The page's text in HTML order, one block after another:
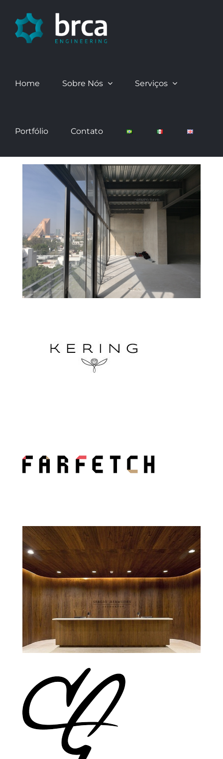
content
Home Sobre Nós Serviços
Portfólio Contato
Kering
Farfetch
Escritório de Advocacia Sérgio
Bermudes